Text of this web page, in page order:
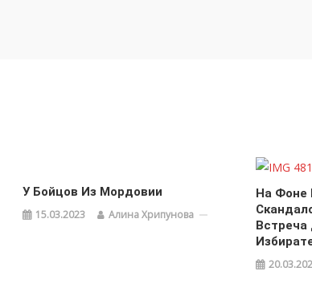
У Бойцов Из Мордовии
15.03.2023 Алина Хрипунова
На Фоне
Встреча